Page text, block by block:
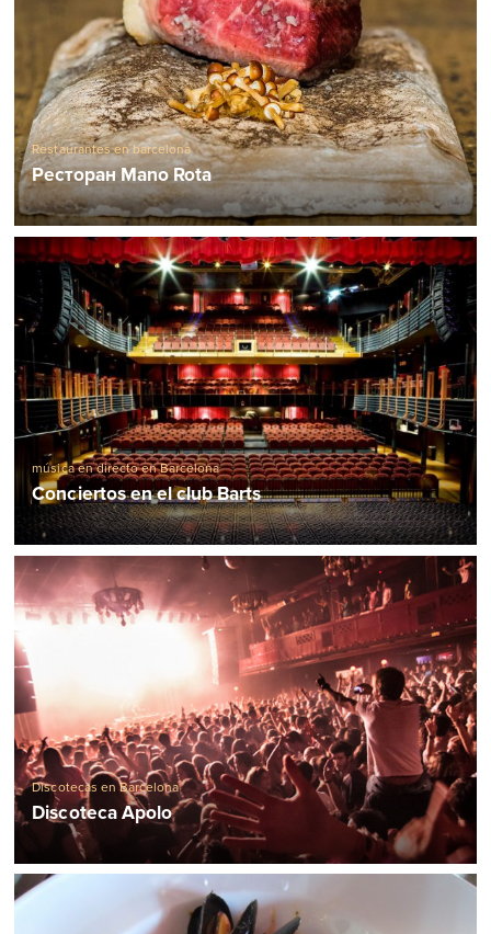
Restaurantes en barcelona
Ресторан Mano Rota
música en directo en Barcelona
Conciertos en el club Barts
Discotecas en Barcelona
Discoteca Apolo